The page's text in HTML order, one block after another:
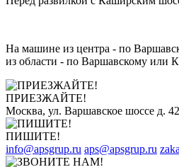
На машине из центра - по
из области - по Варшавскому или
ПРИЕЗЖАЙТЕ!
Москва, ул. Варшавское шоссе д.
ПИШИТЕ!
info@apsgrup.ru aps@apsgrup.ru